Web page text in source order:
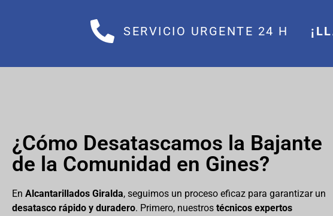
SERVICIO URGENTE 24 H
¿Cómo Desatascamos la Bajante
de la Comunidad en Gines?
En Alcantarillados Giralda, seguimos un proceso eficaz para garantizar un
desatasco rápido y duradero. Primero, nuestros técnicos expertos